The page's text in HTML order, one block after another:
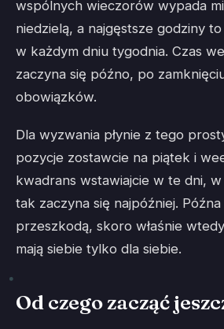
wspólnych wieczorów wypada
niedzielą, a najgęstsze godziny
w każdym dniu tygodnia. Czas
zaczyna się późno, po
obowiązków.
Dla wyzwania płynie z tego
pozycje zostawcie na piątek i
kwadrans wstawiajcie w te dni,
tak zaczyna się najpóźniej.
przeszkodą, skoro właśnie
mają siebie tylko dla siebie.
Od czego zacząć